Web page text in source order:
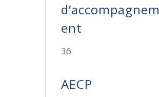
d’accompagnem
ent
36
AECP